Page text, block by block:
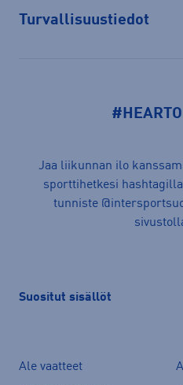
Turvallisuustiedot
Jaa liikunnan ilo
sporttihetkesi hashtagilla
tunniste
Suositut sisällöt
Ale vaatteet